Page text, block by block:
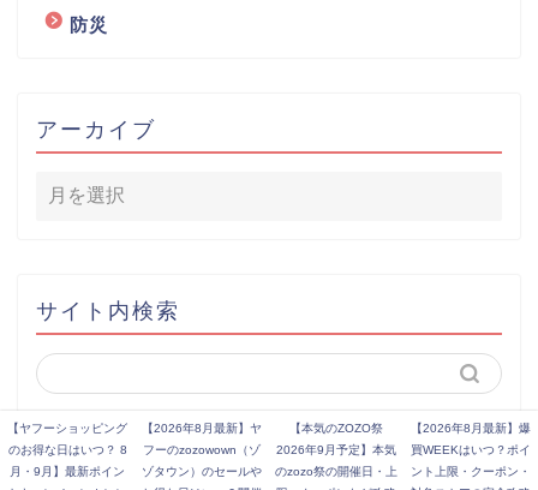
防災
アーカイブ
サイト内検索
2017–2026 ヤフーショッピング・PayPayのお得なキャンペーン紹介所
【ヤフーショッピング
のお得な日はいつ？ 8
月・9月】最新ポイン
【2026年8月最新】ヤ
フーのzozowown（ゾ
ゾタウン）のセールや
【本気のZOZO祭
2026年9月予定】本気
のzozo祭の開催日・上
【2026年8月最新】爆
買WEEKはいつ？ポイ
ント上限・クーポン・